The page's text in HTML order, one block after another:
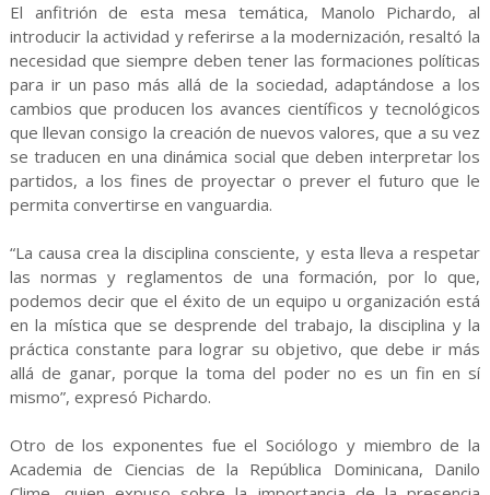
El anfitrión de esta mesa temática, Manolo Pichardo, al
introducir la actividad y referirse a la modernización, resaltó la
necesidad que siempre deben tener las formaciones políticas
para ir un paso más allá de la sociedad, adaptándose a los
cambios que producen los avances científicos y tecnológicos
que llevan consigo la creación de nuevos valores, que a su vez
se traducen en una dinámica social que deben interpretar los
partidos, a los fines de proyectar o prever el futuro que le
permita convertirse en vanguardia.
“La causa crea la disciplina consciente, y esta lleva a respetar
las normas y reglamentos de una formación, por lo que,
podemos decir que el éxito de un equipo u organización está
en la mística que se desprende del trabajo, la disciplina y la
práctica constante para lograr su objetivo, que debe ir más
allá de ganar, porque la toma del poder no es un fin en sí
mismo”, expresó Pichardo.
Otro de los exponentes fue el Sociólogo y miembro de la
Academia de Ciencias de la República Dominicana, Danilo